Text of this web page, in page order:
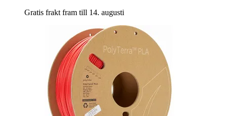
Gratis frakt fram till 14. augusti